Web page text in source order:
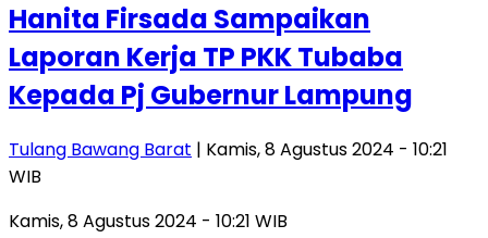
Hanita Firsada Sampaikan
Laporan Kerja TP PKK Tubaba
Kepada Pj Gubernur Lampung
Tulang Bawang Barat | Kamis, 8 Agustus 2024 - 10:21
WIB
Kamis, 8 Agustus 2024 - 10:21 WIB